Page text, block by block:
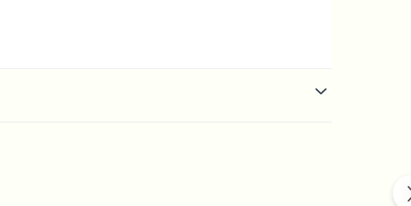
timpul gatitului. Becul LED, eficient
detaliu al preparatelor tale.